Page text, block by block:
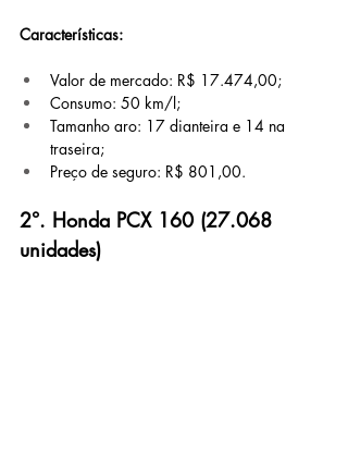
Características:
Valor de mercado: R$ 17.474,00;
Consumo: 50 km/l;
Tamanho aro: 17 dianteira e 14 na
traseira;
Preço de seguro: R$ 801,00.
2°. Honda PCX 160 (27.068
unidades)